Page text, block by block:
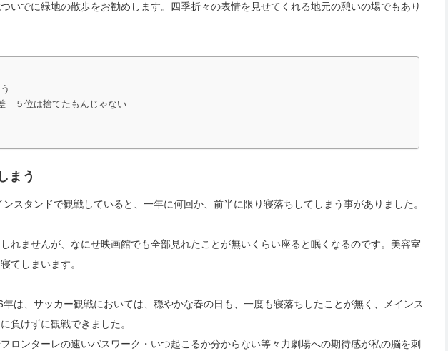
いでに緑地の散歩をお勧めします。四季折々の表情を見せてくれる地元の憩いの場でもあり
５位は捨てたもんじゃない
まう
スタンドで観戦していると、一年に何回か、前半に限り寝落ちしてしまう事がありました。
れませんが、なにせ映画館でも全部見れたことが無いくらい座ると眠くなるのです。美容室
てしまいます。
は、サッカー観戦においては、穏やかな春の日も、一度も寝落ちしたことが無く、メインス
負けずに観戦できました。
ロンターレの速いパスワーク・いつ起こるか分からない等々力劇場への期待感が私の脳を刺